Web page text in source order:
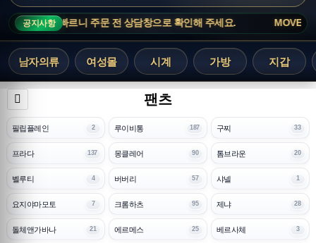
공지사항
빠르니 주문 전 상담창으로 확인해 주세요. MOVETIME
남자의류 여성몰 시계 가방 지갑
팬츠
필립플레인 2 루이비통 187 구찌 33
프라다 137 몽클레어 90 톰브라운 20
벨루티 4 버버리 57 샤넬 1
요지야마모토 7 크롬하츠 95 제냐 28
돌체앤가바나 21 에르메스 25 베르사체 3